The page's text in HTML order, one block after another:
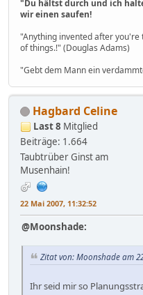
"Du hältst durch und ich
wir einen saufen!
"Anything invented after
of things.!" (Douglas Adams)
"Gebt dem Mann ein
Hagbard Celine
Last 8 Mitglied
Beiträge: 1.664
Taubtrüber Ginst am
Musenhain!
22 Mai 2007, 11:32:52
@Moonshade:
Zitat von: Moonshade am
Ihr seid mir so